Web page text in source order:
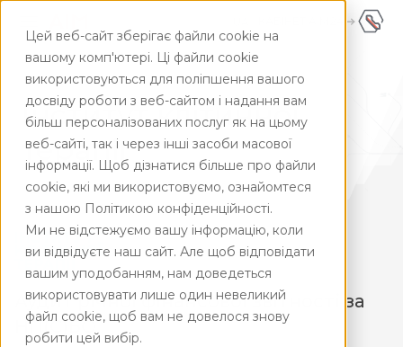
Цей веб-сайт зберігає файли cookie на
вашому комп'ютері. Ці файли cookie
використовуються для поліпшення вашого
досвіду роботи з веб-сайтом і надання вам
більш персоналізованих послуг як на цьому
веб-сайті, так і через інші засоби масової
інформації. Щоб дізнатися більше про файли
cookie, які ми використовуємо, ознайомтеся
з нашою Політикою конфіденційності.
Ми не відстежуємо вашу інформацію, коли
ви відвідуєте наш сайт. Але щоб відповідати
вашим уподобанням, нам доведеться
використовувати лише один невеликий
файл cookie, щоб вам не довелося знову
робити цей вибір.
UA
ENG
Головна / Фінансові послуги
Інститут клітинної
терапії
Аудит річної фінансової звітності за
НП(С)БО